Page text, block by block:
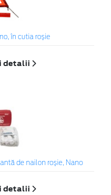
în cutia roșie
detalii
de nailon roșie, Nano
detalii